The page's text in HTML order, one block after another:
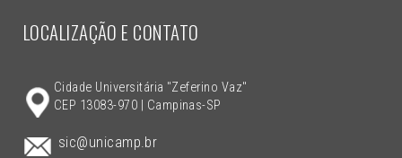
LOCALIZAÇÃO E CONTATO
Cidade Universitária "Zeferino Vaz"
CEP 13083-970 | Campinas-SP
sic@unicamp.br